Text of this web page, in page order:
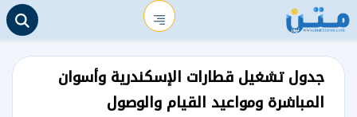
جدول تشغيل قطارات الإسكندرية وأسوان
المباشرة ومواعيد القيام والوصول